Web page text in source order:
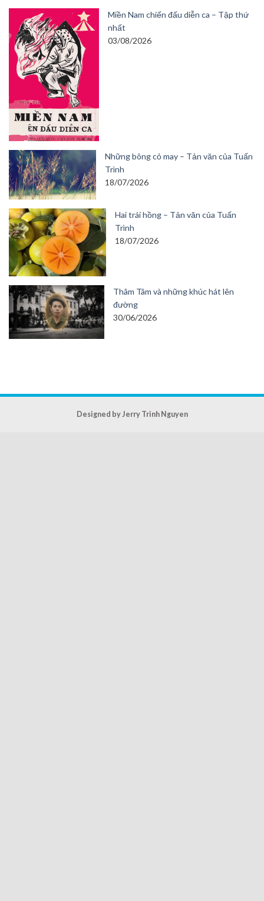
Miền Nam chiến đấu diễn ca – Tập thứ
nhất
03/08/2026
Những bông cỏ may – Tản văn của Tuấn
Trình
18/07/2026
Hai trái hồng – Tản văn của Tuấn
Trình
18/07/2026
Thâm Tâm và những khúc hát lên
đường
30/06/2026
Designed by Jerry Trinh Nguyen